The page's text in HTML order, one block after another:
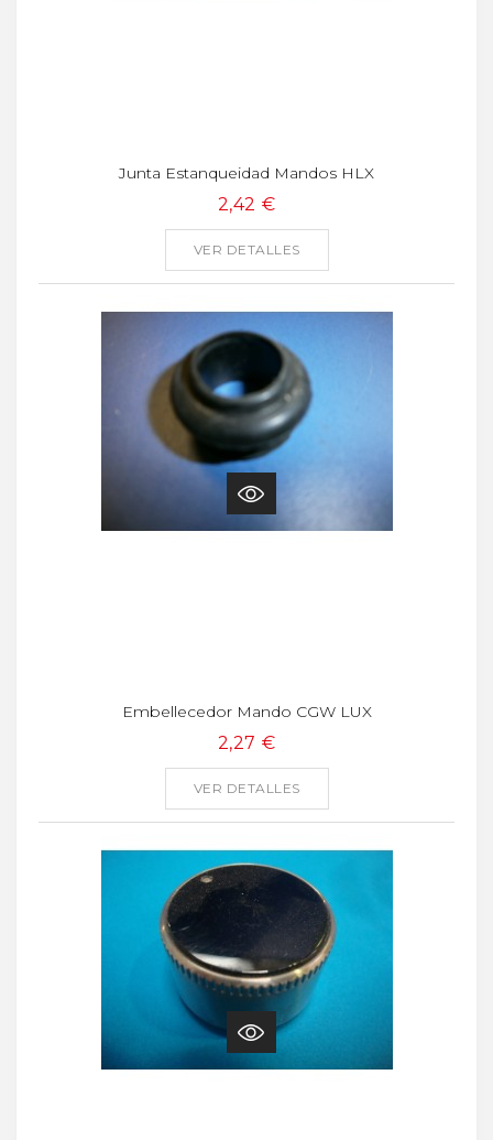
Junta Estanqueidad Mandos HLX
2,42 €
VER DETALLES
Embellecedor Mando CGW LUX
2,27 €
VER DETALLES